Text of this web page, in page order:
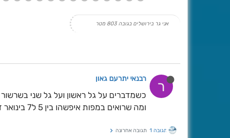
אני גר בירושלים בגובה 803 מטר
ר רבנאי יתרעם גאון
כשמדברים על גל ראשון ועל גל שני
ומה שרואים במפות איפשהו בין 5 ל7 בינואר זה משהו שצריך לשים לב אליו או חסר משמעות?
תגובה 1 תגובה אחרונה